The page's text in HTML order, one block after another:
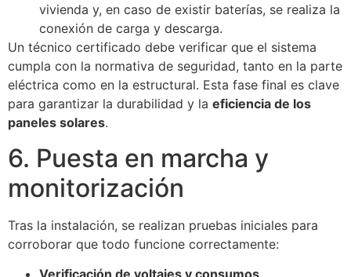
vivienda y, en caso de existir baterías, se realiza la
conexión de carga y descarga.
Un técnico certificado debe verificar que el sistema
cumpla con la normativa de seguridad, tanto en la parte
eléctrica como en la estructural. Esta fase final es clave
para garantizar la durabilidad y la eficiencia de los
paneles solares.
6. Puesta en marcha y
monitorización
Tras la instalación, se realizan pruebas iniciales para
corroborar que todo funcione correctamente: